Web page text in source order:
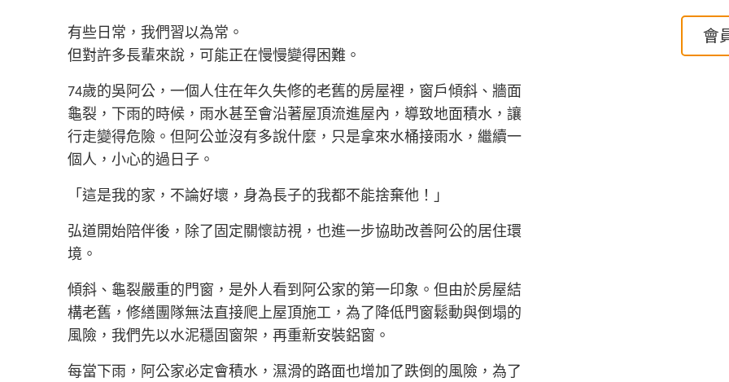
有些日常，我們習以為常。
但對許多長輩來說，可能正在慢慢變得困難。
74歲的吳阿公，一個人住在年久失修的老舊的房屋裡，窗戶傾斜、牆面
龜裂，下雨的時候，雨水甚至會沿著屋頂流進屋內，導致地面積水，讓
行走變得危險。但阿公並沒有多說什麼，只是拿來水桶接雨水，繼續一
個人，小心的過日子。
「這是我的家，不論好壞，身為長子的我都不能捨棄他！」
弘道開始陪伴後，除了固定關懷訪視，也進一步協助改善阿公的居住環
境。
傾斜、龜裂嚴重的門窗，是外人看到阿公家的第一印象。但由於房屋結
構老舊，修繕團隊無法直接爬上屋頂施工，為了降低門窗鬆動與倒塌的
風險，我們先以水泥穩固窗架，再重新安裝鋁窗。
每當下雨，阿公家必定會積水，濕滑的路面也增加了跌倒的風險，為了
會